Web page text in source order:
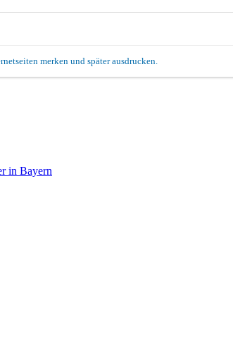
merken und später ausdrucken.
in Bayern